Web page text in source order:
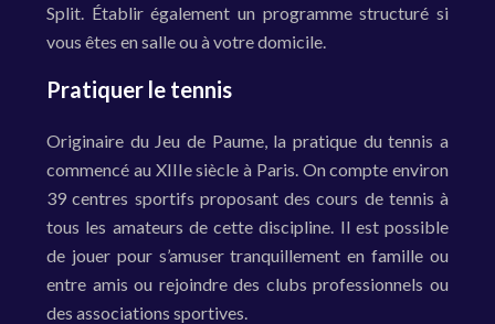
Split. Établir également un programme structuré si
vous êtes en salle ou à votre domicile.
Pratiquer le tennis
Originaire du Jeu de Paume, la pratique du tennis a
commencé au XIIIe siècle à Paris. On compte environ
39 centres sportifs proposant des cours de tennis à
tous les amateurs de cette discipline. Il est possible
de jouer pour s’amuser tranquillement en famille ou
entre amis ou rejoindre des clubs professionnels ou
des associations sportives.